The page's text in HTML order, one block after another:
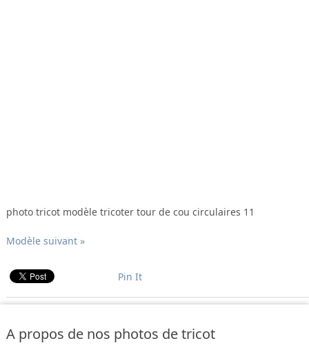
photo tricot modèle tricoter tour de cou circulaires 11
Modèle suivant »
Pin It
A propos de nos photos de tricot